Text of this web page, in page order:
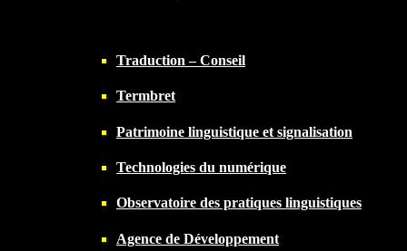
Traduction – Conseil
Termbret
Patrimoine linguistique et signalisation
Technologies du numérique
Observatoire des pratiques linguistiques
Agence de Développement